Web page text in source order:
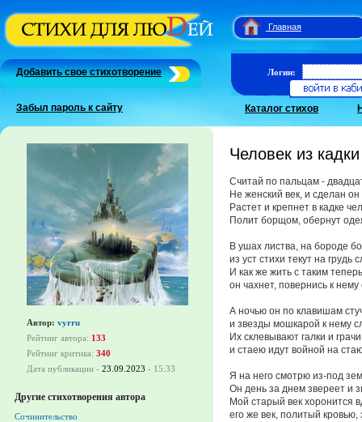
Главная
Добавить свое стихотворение
Забыл пароль к сайту
Логин:
Каталог стихов
Автор: vyrru
Рейтинг автора: 133
Рейтинг критика: 340
Дата публикации - 23.09.2023 - 15:33
Другие стихотворения автора
Сочинительство
Человек из кадки
Считай по пальцам -
Не женский век, и сделан
Растет и крепнет в кадке
Полит борщом, обернут
В ушах листва, на бороде
из уст стихи текут на грудь
И как же жить с таким
он чахнет, повернись к
А ночью он по клавишам
и звезды мошкарой к нему
Их склевывают галки и
и стаею идут войной на
Я на него смотрю из-под
Он день за днем звереет и
Мой старый век хоронится
его же век, политый кровью,